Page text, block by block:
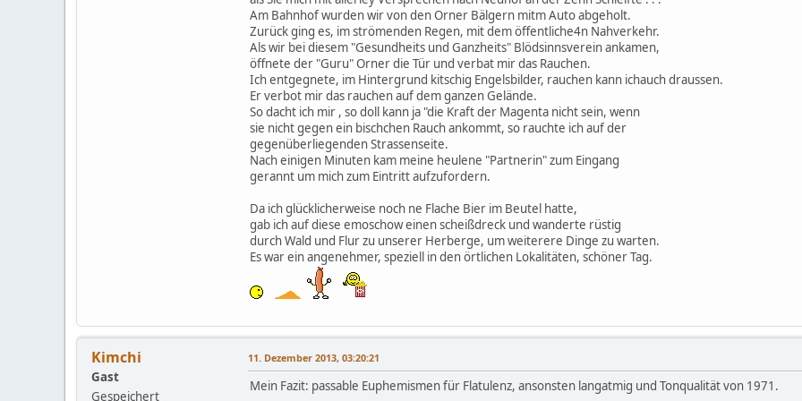
Am Bahnhof wurden wir von den Orner Bälgern mitm Auto abgeholt.
Zurück ging es, im strömenden Regen, mit dem öffentliche4n Nahverkehr.
Als wir bei diesem "Gesundheits und Ganzheits" Blödsinnsverein ankamen,
öffnete der "Guru" Orner die Tür und verbat mir das Rauchen.
Ich entgegnete, im Hintergrund kitschig Engelsbilder, rauchen kann ichauch draussen.
Er verbot mir das rauchen auf dem ganzen Gelände.
So dacht ich mir , so doll kann ja "die Kraft der Magenta nicht sein, wenn
sie nicht gegen ein bischchen Rauch ankommt, so rauchte ich auf der
gegenüberliegenden Strassenseite.
Nach einigen Minuten kam meine heulene "Partnerin" zum Eingang
gerannt um mich zum Eintritt aufzufordern.
Da ich glücklicherweise noch ne Flache Bier im Beutel hatte,
gab ich auf diese emoschow einen scheißdreck und wanderte rüstig
durch Wald und Flur zu unserer Herberge, um weiterere Dinge zu warten.
Es war ein angenehmer, speziell in den örtlichen Lokalitäten, schöner Tag.
Kimchi
Gast
Gespeichert
11. Dezember 2013, 03:20:21
Mein Fazit: passable Euphemismen für Flatulenz, ansonsten langatmig und Tonqualität von 1971.